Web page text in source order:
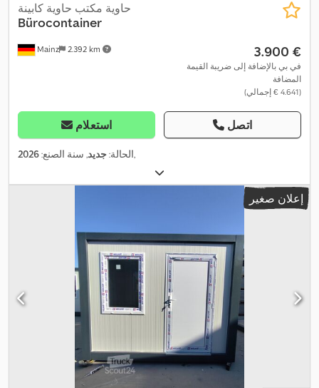
Mainz 2.392 km
حاوية مكتب حاوية كابينة
Bürocontainer
‏3.900 €
في بي بالإضافة إلى ضريبة القيمة
المضافة
(‏4.641 € إجمالي)
استعلام اتصل
الحالة:جديد, سنة الصنع:2026 ,
إعلان صغير